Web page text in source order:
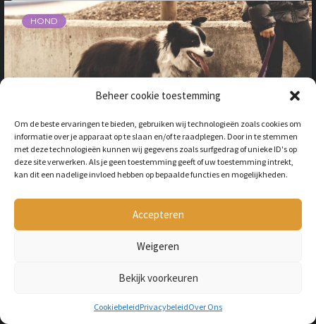
Beheer cookie toestemming
Om de beste ervaringen te bieden, gebruiken wij technologieën zoals cookies om
informatie over je apparaat op te slaan en/of te raadplegen. Door in te stemmen
met deze technologieën kunnen wij gegevens zoals surfgedrag of unieke ID's op
deze site verwerken. Als je geen toestemming geeft of uw toestemming intrekt,
kan dit een nadelige invloed hebben op bepaalde functies en mogelijkheden.
Accepteren
Weigeren
Bekijk voorkeuren
CookiebeleidPrivacybeleidOver Ons
HOND
WAT MOET IK DOEN ALS
MIJN HOND ZIJN POOT
Merk je dat jouw hond zich heeft
bezeerd tijdens het rennen of tijdens